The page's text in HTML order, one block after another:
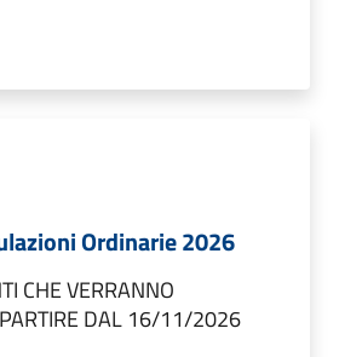
Ordinarie 2026
CHE VERRANNO
DAL 16/11/2026